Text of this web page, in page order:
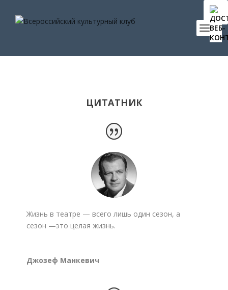
ЦИТАТНИК
Жизнь в театре — всего лишь один сезон, а
сезон —это целая жизнь.
Джозеф Манкевич